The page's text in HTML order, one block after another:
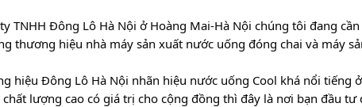
TNHH Đông Lô Hà Nội ở Hoàng Mai-Hà Nội chúng tôi đang
thương hiệu nhà máy sản xuất nước uống đóng chai và máy
hiệu Đông Lô Hà Nội nhãn hiệu nước uống Cool khá nổi tiếng
chất lượng cao có giá trị cho cộng đồng thì đây là nơi bạn đầu tư